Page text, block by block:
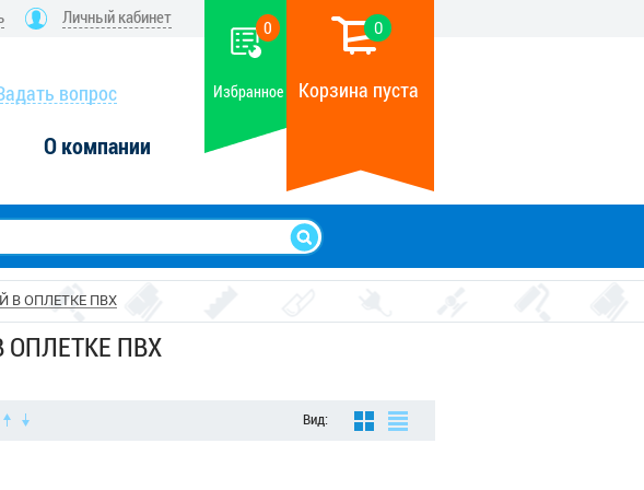
Личный кабинет
вопрос
О компании
Избранное
0 0
Корзина пуста
В ОПЛЕТКЕ ПВХ
ПВХ
Вид: